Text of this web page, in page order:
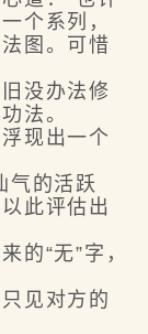
个系列，
图。可惜
没办法修
法。
现出一个
的活跃
此评估出
“无”字，
见对方的